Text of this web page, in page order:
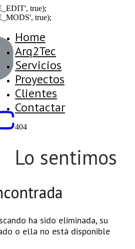
true);
true);
Home
Arq2Tec
Servicios
Proyectos
Clientes
Contactar
404
Lo sentimos
ha sido eliminada, su
o ella no está disponible